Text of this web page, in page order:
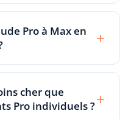
Pro à Max en
+
cher que
Pro individuels ?+